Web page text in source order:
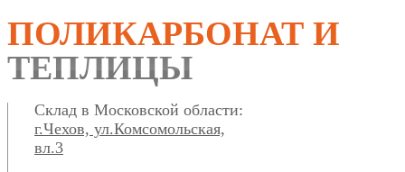
ПОЛИКАРБОНАТ И
ТЕПЛИЦЫ
Склад в Московской области:
г.Чехов, ул.Комсомольская,
вл.3